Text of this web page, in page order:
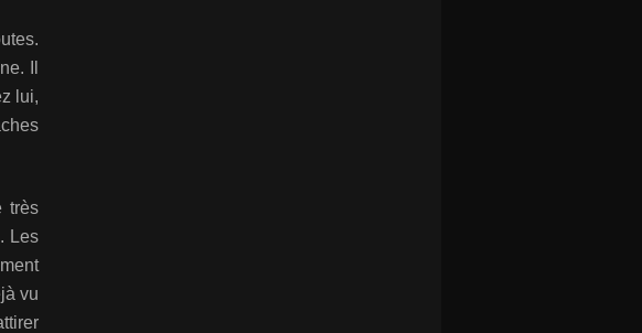
Il
lui,
très
Les
vu